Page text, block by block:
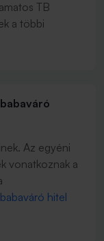
TB
a többi
Az egyéni
vonatkoznak a
babaváró hitel